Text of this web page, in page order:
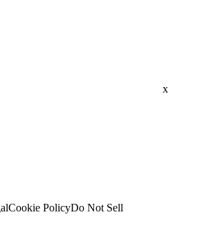
x
Cookie PolicyDo Not Sell